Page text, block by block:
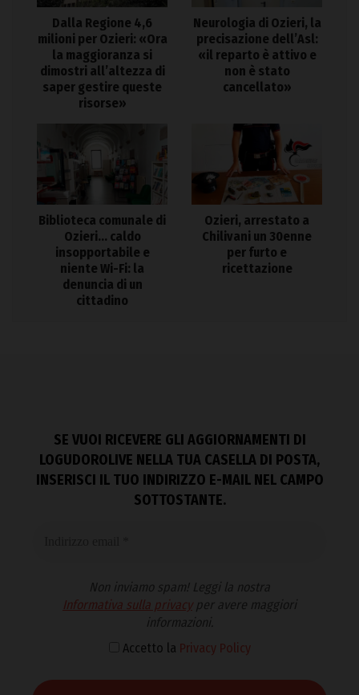
Dalla Regione 4,6
milioni per Ozieri: «Ora
la maggioranza si
dimostri all’altezza di
saper gestire queste
risorse»
Neurologia di Ozieri, la
precisazione dell’Asl:
«il reparto è attivo e
non è stato
cancellato»
Biblioteca comunale di
Ozieri… caldo
insopportabile e
niente Wi-Fi: la
denuncia di un
cittadino
Ozieri, arrestato a
Chilivani un 30enne
per furto e
ricettazione
SE VUOI RICEVERE GLI AGGIORNAMENTI DI
LOGUDOROLIVE NELLA TUA CASELLA DI POSTA,
INSERISCI IL TUO INDIRIZZO E-MAIL NEL CAMPO
SOTTOSTANTE.
Non inviamo spam! Leggi la nostra
Informativa sulla privacyper avere maggiori
informazioni.
Accetto la Privacy Policy